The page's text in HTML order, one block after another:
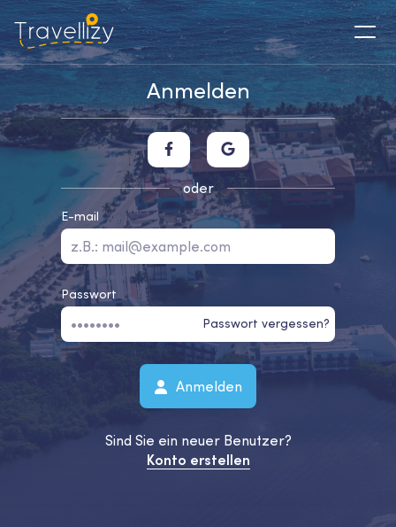
Anmelden
oder
E-mail
Passwort
Passwort vergessen?
Anmelden
Sind Sie ein neuer Benutzer?
Konto erstellen